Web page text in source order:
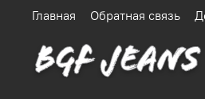
Главная Обратная связь